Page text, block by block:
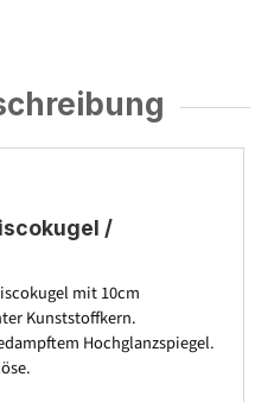
/
mit 10cm
Kunststoffkern.
Hochglanzspiegel.